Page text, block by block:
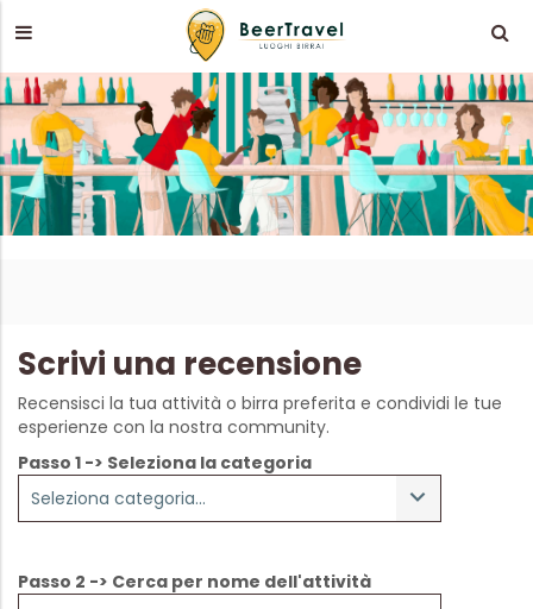
Scrivi una recensione
Recensisci la tua attività o birra preferita e condividi le tue
esperienze con la nostra community.
Passo 1 -> Seleziona la categoria
Seleziona categoria...
Passo 2 -> Cerca per nome dell'attività